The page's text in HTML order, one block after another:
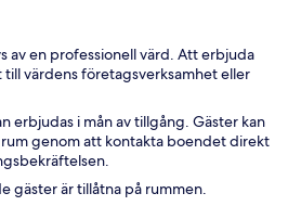
av en professionell värd. Att erbjuda
värdens företagsverksamhet eller
erbjudas i mån av tillgång. Gäster kan
genom att kontakta boendet direkt
gäster är tillåtna på rummen.